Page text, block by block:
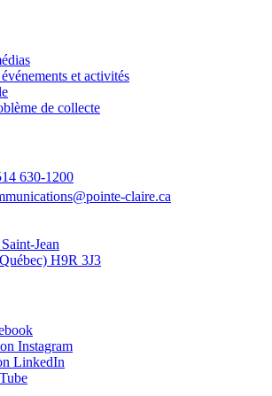
et activités
de collecte
630-1200
claire.ca
Jean
H9R 3J3
Instagram
LinkedIn